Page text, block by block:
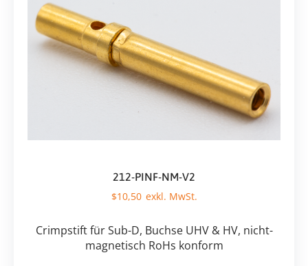
212-PINF-NM-V2
$10,50
Crimpstift für Sub-D, Buchse UHV & HV, nicht-
magnetisch RoHs konform